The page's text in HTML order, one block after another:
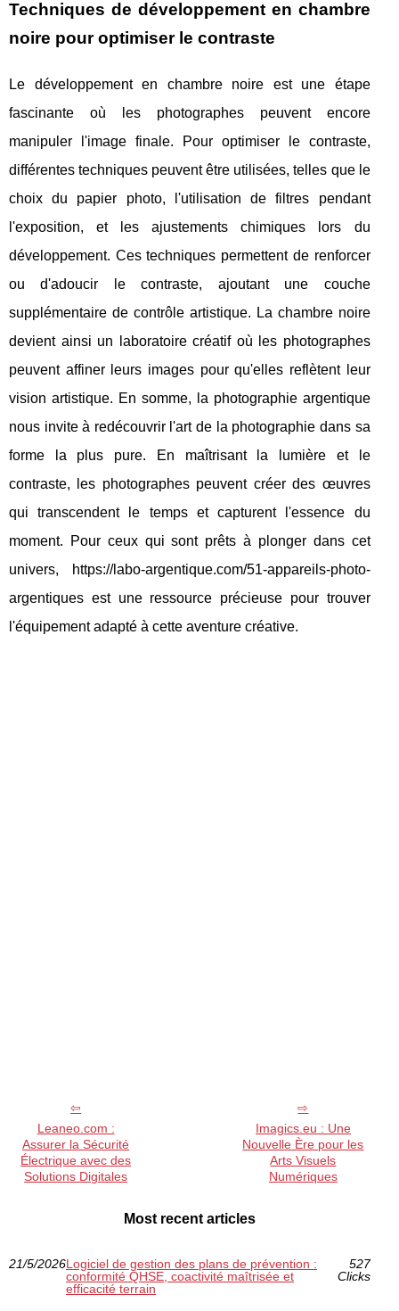
Techniques de développement en chambre
noire pour optimiser le contraste
Le développement en chambre noire est une étape
fascinante où les photographes peuvent encore
manipuler l'image finale. Pour optimiser le contraste,
différentes techniques peuvent être utilisées, telles que le
choix du papier photo, l'utilisation de filtres pendant
l'exposition, et les ajustements chimiques lors du
développement. Ces techniques permettent de renforcer
ou d'adoucir le contraste, ajoutant une couche
supplémentaire de contrôle artistique. La chambre noire
devient ainsi un laboratoire créatif où les photographes
peuvent affiner leurs images pour qu'elles reflètent leur
vision artistique. En somme, la photographie argentique
nous invite à redécouvrir l'art de la photographie dans sa
forme la plus pure. En maîtrisant la lumière et le
contraste, les photographes peuvent créer des œuvres
qui transcendent le temps et capturent l'essence du
moment. Pour ceux qui sont prêts à plonger dans cet
univers, https://labo-argentique.com/51-appareils-photo-
argentiques est une ressource précieuse pour trouver
l'équipement adapté à cette aventure créative.
Leaneo.com :
Assurer la Sécurité
Électrique avec des
Solutions Digitales
Imagics.eu : Une
Nouvelle Ère pour les
Arts Visuels
Numériques
Most recent articles
21/5/2026Logiciel de gestion des plans de prévention :
conformité QHSE, coactivité maîtrisée et
efficacité terrain
527
Clicks